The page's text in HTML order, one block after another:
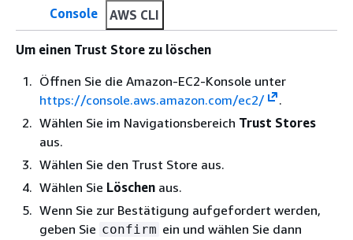
Console AWS CLI
Um einen Trust Store zu löschen
Öffnen Sie die Amazon-EC2-Konsole unter
https://console.aws.amazon.com/ec2/
.
Wählen Sie im Navigationsbereich Trust Stores
aus.
Wählen Sie den Trust Store aus.
Wählen Sie Löschen aus.
Wenn Sie zur Bestätigung aufgefordert werden,
geben Sie confirm ein und wählen Sie dann